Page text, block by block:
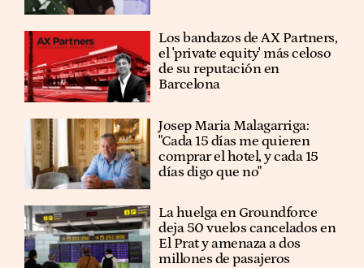
Los bandazos de AX Partners,
el 'private equity' más celoso
de su reputación en
Barcelona
​​Josep Maria Malagarriga:
"Cada 15 días me quieren
comprar el hotel, y cada 15
días digo que no"
La huelga en Groundforce
deja 50 vuelos cancelados en
El Prat y amenaza a dos
millones de pasajeros